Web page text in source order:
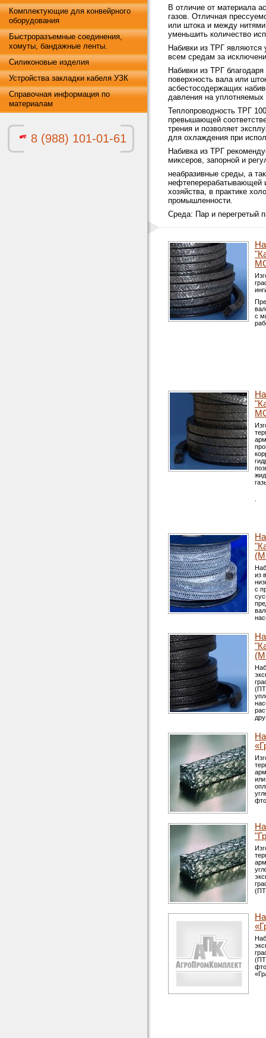
Комплектующие для конвейрного
оборудования
Быстроразъемные соединения,
хомуты, бандажные ленты.
Силиконовые изделия
Устройства закладки кабеля УЗК
Справочная информация по
материалам
8 (988) 101-01-61
В отличие от материала
газов. Отличная
или штока и между нитями
уменьшить количество
Набивки из ТРГ являются
всем средам за
Набивки из ТРГ
поверхность вала или
асбестосодержащих
давления на
Теплопроводность ТРГ
превышающей
трения и позволяет
для охлаждения при
Набивка из ТРГ
миксеров, запорной и
неабразивные среды, а
нефтеперерабатывающей
хозяйства, в практике
промышленности.
Среда: Пар и перегретый
с
из
с